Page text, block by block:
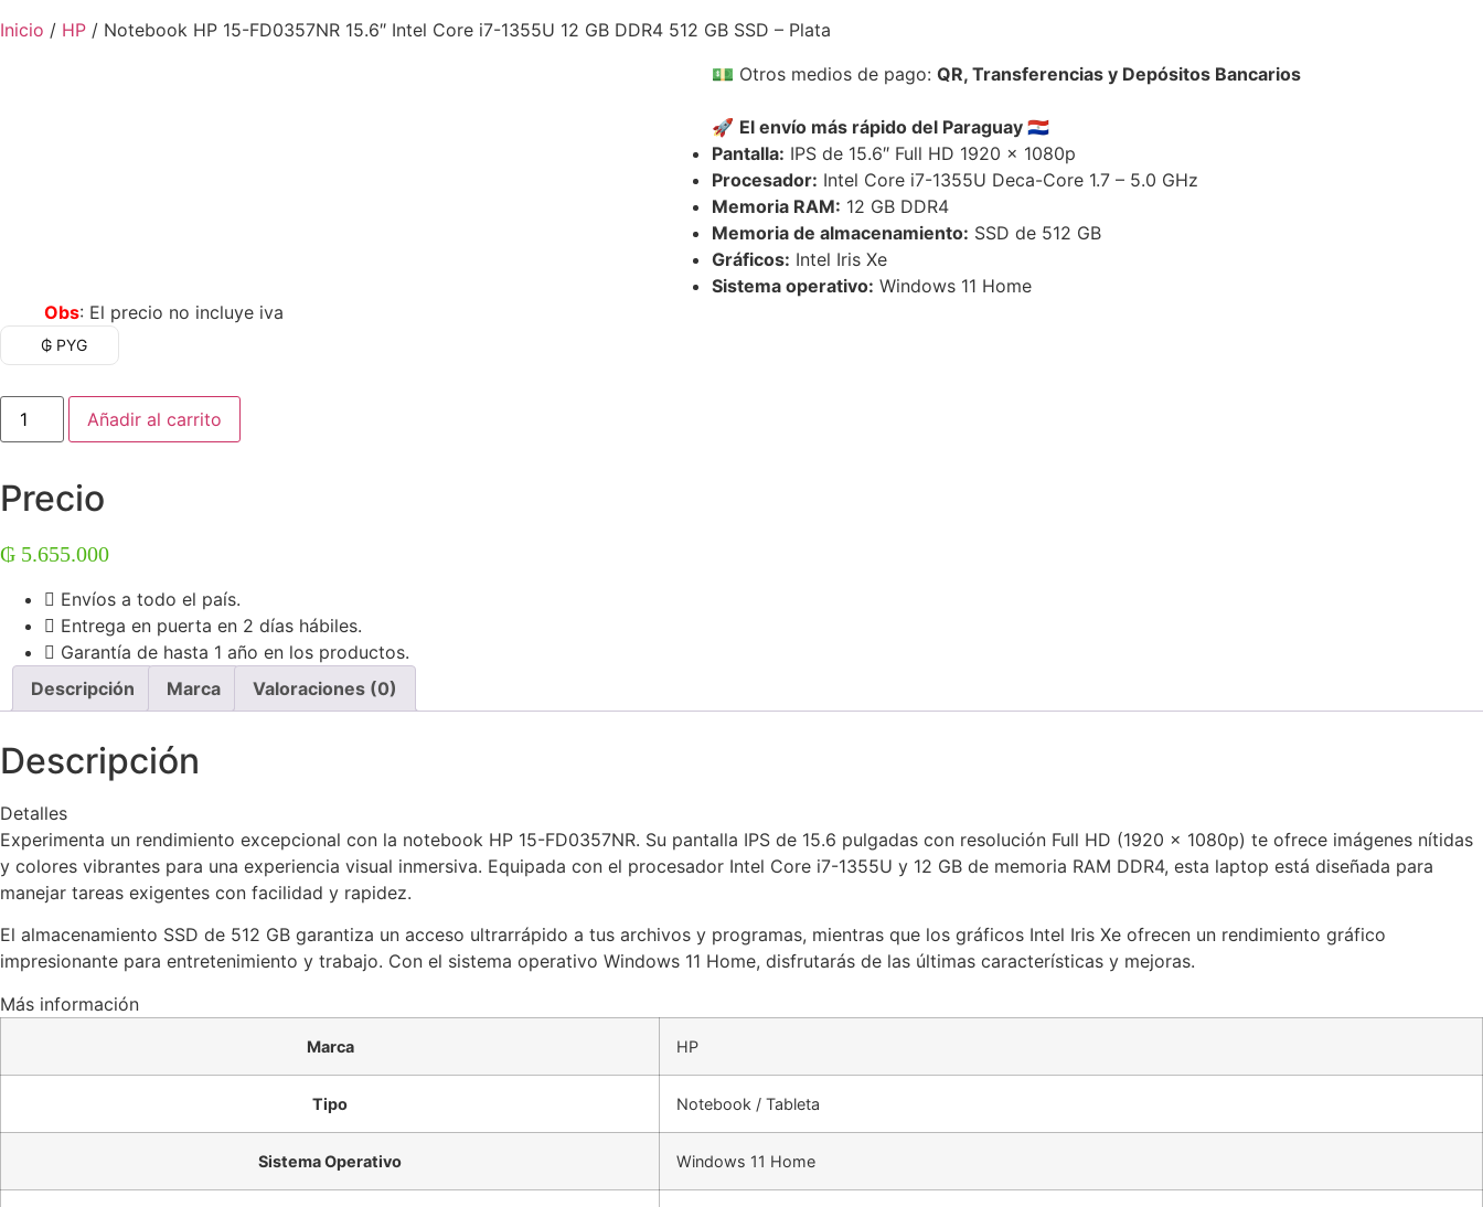
Inicio / HP / Notebook HP 15-FD0357NR 15.6″ Intel Core i7-1355U 12 GB DDR4 512 GB SSD – Plata
💵 Otros medios de pago:QR, Transferencias y Depósitos Bancarios
🚀 El envío más rápido del Paraguay🇵🇾
Pantalla: IPS de 15.6″ Full HD 1920 x 1080p
Procesador: Intel Core i7-1355U Deca-Core 1.7 – 5.0 GHz
Memoria RAM: 12 GB DDR4
Memoria de almacenamiento: SSD de 512 GB
Gráficos: Intel Iris Xe
Sistema operativo: Windows 11 Home
Obs: El precio no incluye iva
₲ PYG
Notebook
HP
15-
Intel
Core
1355U
12
DDR4
SSD
Plata
Añadir al carrito
Precio
₲ 5.655.000
Envíos a todo el país.
Entrega en puerta en 2 días hábiles.
Garantía de hasta 1 año en los productos.
Descripción
Marca Valoraciones (0)
Descripción
Detalles
Experimenta un rendimiento excepcional con la notebook HP 15-FD0357NR. Su pantalla IPS de 15.6 pulgadas con resolución Full HD (1920 x 1080p) te ofrece imágenes nítidas
y colores vibrantes para una experiencia visual inmersiva. Equipada con el procesador Intel Core i7-1355U y 12 GB de memoria RAM DDR4, esta laptop está diseñada para
manejar tareas exigentes con facilidad y rapidez.
El almacenamiento SSD de 512 GB garantiza un acceso ultrarrápido a tus archivos y programas, mientras que los gráficos Intel Iris Xe ofrecen un rendimiento gráfico
impresionante para entretenimiento y trabajo. Con el sistema operativo Windows 11 Home, disfrutarás de las últimas características y mejoras.
Más información
Marca HP
Tipo Notebook / Tableta
Sistema Operativo Windows 11 Home